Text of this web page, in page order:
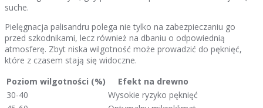
suche.
Pielęgnacja palisandru polega nie tylko na zabezpieczaniu go
przed szkodnikami, lecz również na dbaniu o odpowiednią
atmosferę. Zbyt niska wilgotność może prowadzić do pęknięć,
które z czasem stają się widoczne.
Poziom wilgotności (%)
Efekt na drewno
30-40
Wysokie ryzyko pęknięć